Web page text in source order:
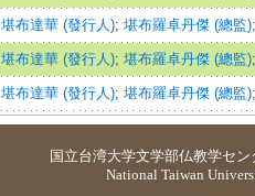
堪布達華 (發行人); 堪布羅卓丹傑 (總監);
堪布達華 (發行人); 堪布羅卓丹傑 (總監);
堪布達華 (發行人); 堪布羅卓丹傑 (總監);
国立台湾大学文学部仏教学セン
National Taiwan